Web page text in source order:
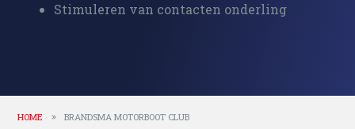
Stimuleren van contacten onderling
HOME BRANDSMA MOTORBOOT CLUB